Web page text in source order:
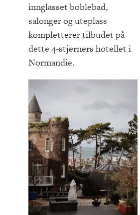
innglasset boblebad,
salonger og uteplass
kompletterer tilbudet på
dette 4-stjerners hotellet i
Normandie.